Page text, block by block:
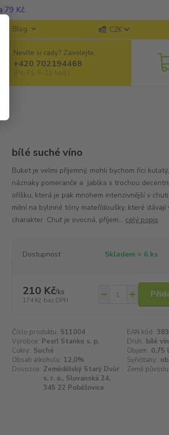
79 Kč.
Blog CZK
Nevíte si rady? Zavolejte.
+420 702194468
(Po-Pá, 8-16 hod.)
bílé suché víno
Buket je velmi příjemný, mohli bychom říci
náznaky pomeranče a jablka s trochou
oříšku, která je pak mnohem intenzivnější v
mění na bylinné tóny mateřídoušky, které
charakter. Chuť je ovocná, příjem... celý popis
Dostupnost Skladem > 6 ks
210 Kč/ks
174 Kč bez DPH
Číslo produktu: 511004 EAN kód:
Výrobce: Pesrl Stanko s. p. Druh: bílé
Cukry: Suché Objem: 0,75 l
Obsah alkoholu: 12,0% Syřičitany:
Dovozce: Zemědělský Starý Dvůr
s. r. o., Slovanská 24,
345 22 Poběžovice
Země původu: